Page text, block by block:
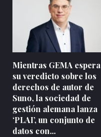
Mientras GEMA espera
su veredicto sobre los
derechos de autor de
Suno, la sociedad de
gestión alemana lanza
‘PLAI’, un conjunto de
datos con...